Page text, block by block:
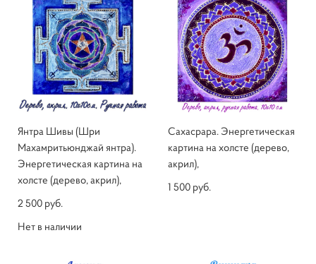
Янтра Шивы (Шри
Махамритьюнджай янтра).
Энергетическая картина на
холсте (дерево, акрил),
2 500 pуб.
Нет в наличии
Сахасрара. Энергетическая
картина на холсте (дерево,
акрил),
1 500 pуб.